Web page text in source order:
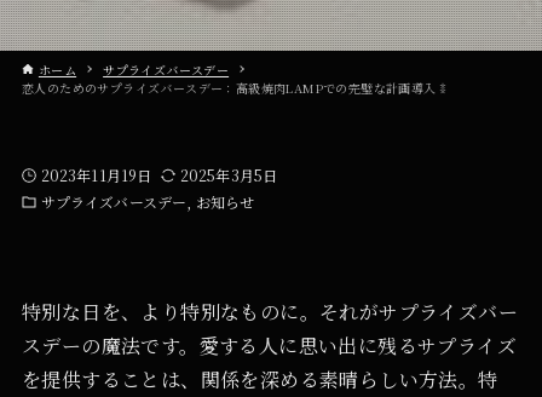
ホーム
サプライズバースデー
恋人のためのサプライズバースデー：高級焼肉LAMPでの完璧な計画導入⁑
2023年11月19日
2025年3月5日
サプライズバースデー お知らせ
特別な日を、より特別なものに。それがサプライズバー
スデーの魔法です。愛する人に思い出に残るサプライズ
を提供することは、関係を深める素晴らしい方法。特